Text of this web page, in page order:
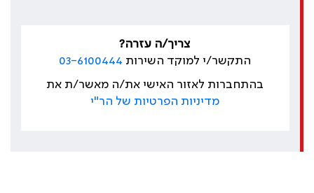
צריך/ה עזרה?
התקשר/י למוקד השירות 03-6100444
בהתחברות לאזור האישי את/ה מאשר/ת את
מדיניות הפרטיות של הר"י